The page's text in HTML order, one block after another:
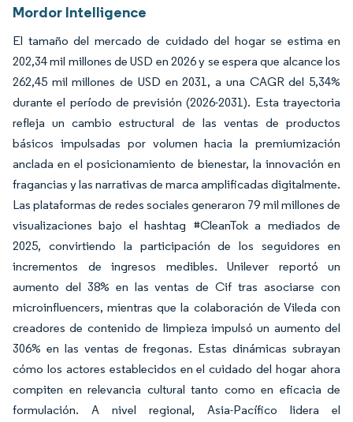
Mordor Intelligence
El tamaño del mercado de cuidado del hogar se estima en
202,34 mil millones de USD en 2026 y se espera que alcance los
262,45 mil millones de USD en 2031, a una CAGR del 5,34%
durante el período de previsión (2026-2031). Esta trayectoria
refleja un cambio estructural de las ventas de productos
básicos impulsadas por volumen hacia la premiumización
anclada en el posicionamiento de bienestar, la innovación en
fragancias y las narrativas de marca amplificadas digitalmente.
Las plataformas de redes sociales generaron 79 mil millones de
visualizaciones bajo el hashtag #CleanTok a mediados de
2025, convirtiendo la participación de los seguidores en
incrementos de ingresos medibles. Unilever reportó un
aumento del 38% en las ventas de Cif tras asociarse con
microinfluencers, mientras que la colaboración de Vileda con
creadores de contenido de limpieza impulsó un aumento del
306% en las ventas de fregonas. Estas dinámicas subrayan
cómo los actores establecidos en el cuidado del hogar ahora
compiten en relevancia cultural tanto como en eficacia de
formulación. A nivel regional, Asia-Pacífico lidera el